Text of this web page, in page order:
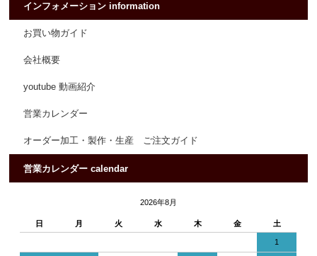
インフォメーション information
お買い物ガイド
会社概要
youtube 動画紹介
営業カレンダー
オーダー加工・製作・生産 ご注文ガイド
営業カレンダー calendar
2026年8月
日 月 火 水 木 金 土
1